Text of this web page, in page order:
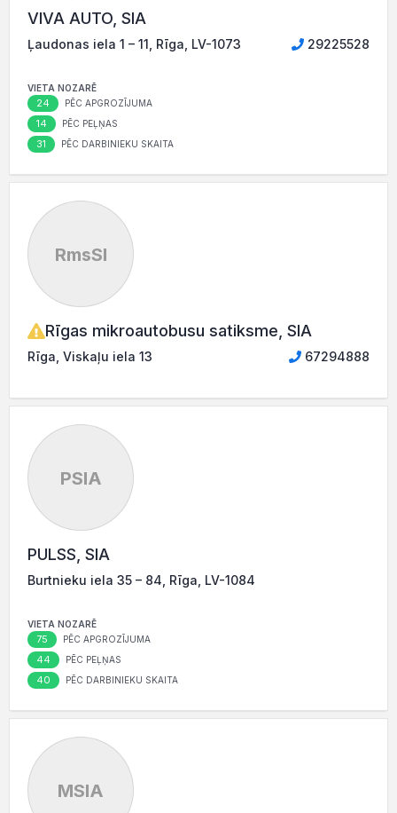
VIVA AUTO, SIA
Ļaudonas iela 1 – 11, Rīga, LV-1073 29225528
VIETA NOZARĒ
24 PĒC APGROZĪJUMA
14 PĒC PEĻŅAS
31 PĒC DARBINIEKU SKAITA
RmsSI
Rīgas mikroautobusu satiksme, SIA
Rīga, Viskaļu iela 13 67294888
PSIA
PULSS, SIA
Burtnieku iela 35 – 84, Rīga, LV-1084
VIETA NOZARĒ
75 PĒC APGROZĪJUMA
44 PĒC PEĻŅAS
40 PĒC DARBINIEKU SKAITA
MSIA